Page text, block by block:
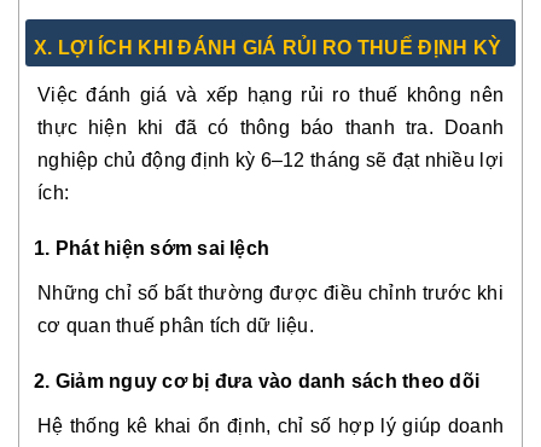
X. LỢI ÍCH KHI ĐÁNH GIÁ RỦI RO THUẾ ĐỊNH KỲ
Việc đánh giá và xếp hạng rủi ro thuế không nên
thực hiện khi đã có thông báo thanh tra. Doanh
nghiệp chủ động định kỳ 6–12 tháng sẽ đạt nhiều lợi
ích:
1. Phát hiện sớm sai lệch
Những chỉ số bất thường được điều chỉnh trước khi
cơ quan thuế phân tích dữ liệu.
2. Giảm nguy cơ bị đưa vào danh sách theo dõi
Hệ thống kê khai ổn định, chỉ số hợp lý giúp doanh